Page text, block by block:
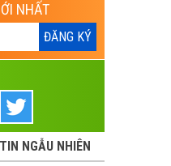
NHẤT
TIN NGẪU NHIÊN